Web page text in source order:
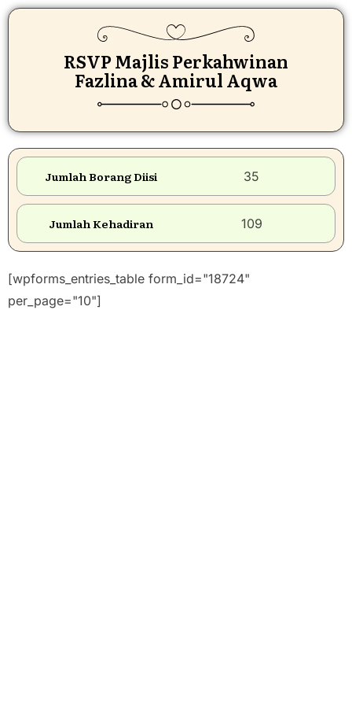
RSVP Majlis Perkahwinan
Fazlina & Amirul Aqwa
Jumlah Borang Diisi 35
Jumlah Kehadiran 109
[wpforms_entries_table form_id="18724"
per_page="10"]